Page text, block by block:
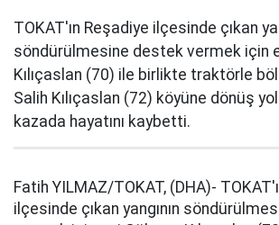
TOKAT'ın Reşadiye ilçesinde çıkan
söndürülmesine destek vermek için
Kılıçaslan (70) ile birlikte traktörle
Salih Kılıçaslan (72) köyüne dönüş
kazada hayatını kaybetti.
Fatih YILMAZ/TOKAT, (DHA)-
ilçesinde çıkan yangının